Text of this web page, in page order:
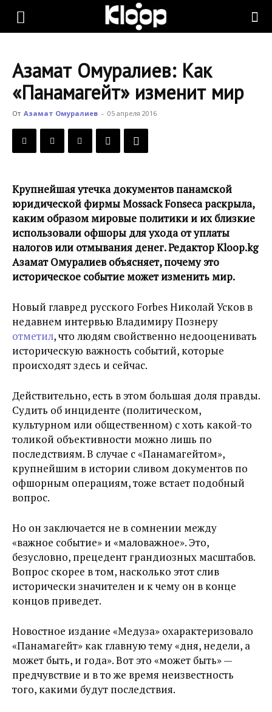
KLOOP.KG
Новости
Азамат Омуралиев: Как
«Панамагейт» изменит мир
От Азамат Омуралиев - 05 апреля 2016
Крупнейшая утечка документов панамской
юридической фирмы Mossack Fonseca раскрыла,
каким образом мировые политики и их близкие
использовали офшоры для ухода от уплаты
налогов или отмывания денег. Редактор Kloop.kg
Азамат Омуралиев объясняет, почему это
историческое событие может изменить мир.
Новый главред русского Forbes Николай Усков в
недавнем интервью Владимиру Познеру
отметил, что людям свойственно недооценивать
историческую важность событий, которые
происходят здесь и сейчас.
Действительно, есть в этом большая доля правды.
Судить об инциденте (политическом,
культурном или общественном) с хоть какой-то
толикой объективности можно лишь по
последствиям. В случае с «Панамагейтом»,
крупнейшим в истории сливом документов по
офшорным операциям, тоже встает подобный
вопрос.
Но он заключается не в сомнении между
«важное событие» и «маловажное». Это,
безусловно, прецедент грандиозных масштабов.
Вопрос скорее в том, насколько этот слив
исторически значителен и к чему он в конце
концов приведет.
Новостное издание «Медуза» охарактеризовало
«Панамагейт» как главную тему «дня, недели, а
может быть, и года». Вот это «может быть» —
предчувствие и в то же время неизвестность
того, какими будут последствия.